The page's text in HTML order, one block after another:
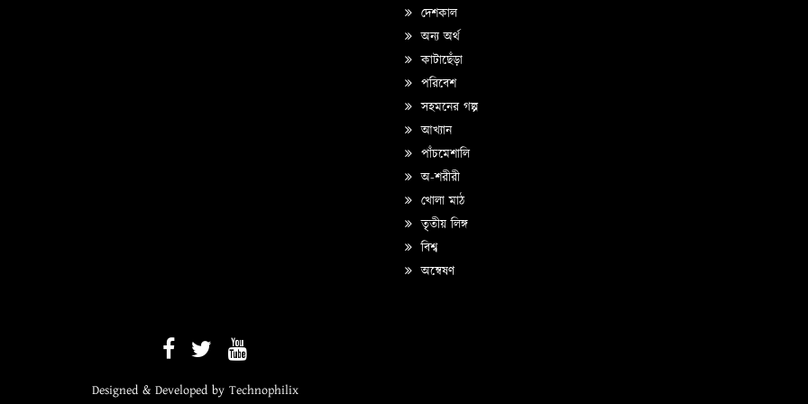
দেশকাল
অন্য অর্থ
কাটাছেঁড়া
পরিবেশ
সহমনের গল্প
আখ্যান
পাঁচমেশালি
অ-শরীরী
খোলা মাঠ
তৃতীয় লিঙ্গ
বিশ্ব
অন্বেষণ
Designed & Developed by Technophilix